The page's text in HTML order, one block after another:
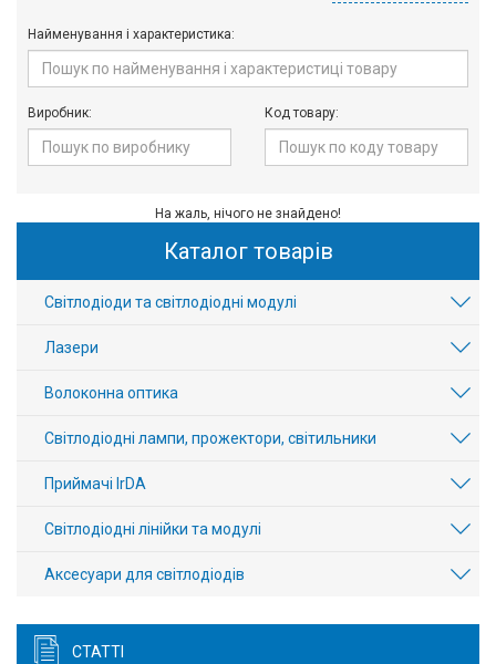
Вакансії
Вхід/
авторизація
Виробники
Контакти
Доставка
Підтримка
Блог
Найменування і характеристика:
Виробник: Код товару:
На жаль, нічого не знайдено!
Каталог товарів
Світлодіоди та світлодіодні модулі
Лазери
Волоконна оптика
Світлодіодні лампи, прожектори, світильники
Приймачі IrDA
Світлодіодні лінійки та модулі
Аксесуари для світлодіодів
СТАТТІ